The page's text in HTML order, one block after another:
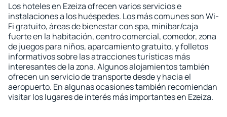
Los hoteles en Ezeiza ofrecen varios servicios e
instalaciones a los huéspedes. Los más comunes son Wi-
Fi gratuito, áreas de bienestar con spa, minibar/caja
fuerte en la habitación, centro comercial, comedor, zona
de juegos para niños, aparcamiento gratuito, y folletos
informativos sobre las atracciones turísticas más
interesantes de la zona. Algunos alojamientos también
ofrecen un servicio de transporte desde y hacia el
aeropuerto. En algunas ocasiones también recomiendan
visitar los lugares de interés más importantes en Ezeiza.